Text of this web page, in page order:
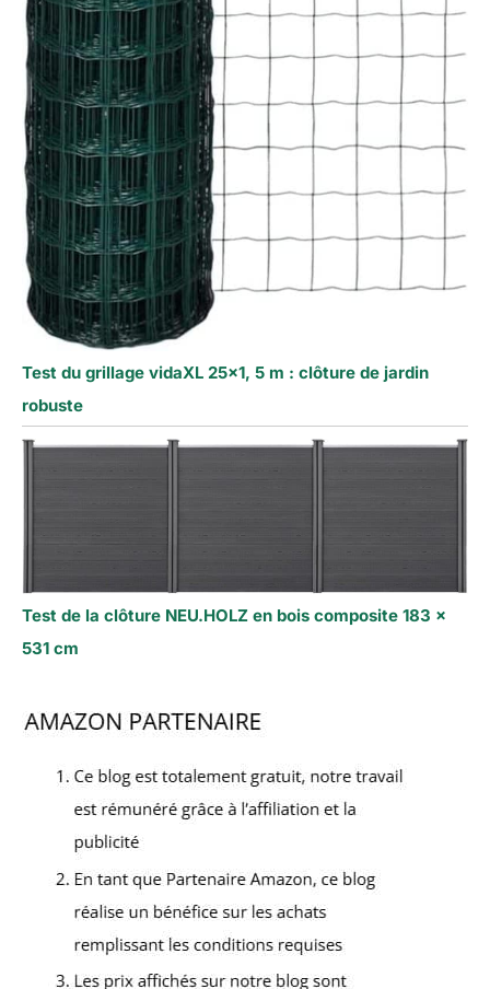
Test du grillage vidaXL 25×1, 5 m : clôture de jardin
robuste
Test de la clôture NEU.HOLZ en bois composite 183 x
531 cm